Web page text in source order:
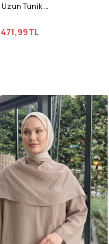
İnce Çizgili Uzun Tunik 3131 - AÇIK PEMBE
471,99TL